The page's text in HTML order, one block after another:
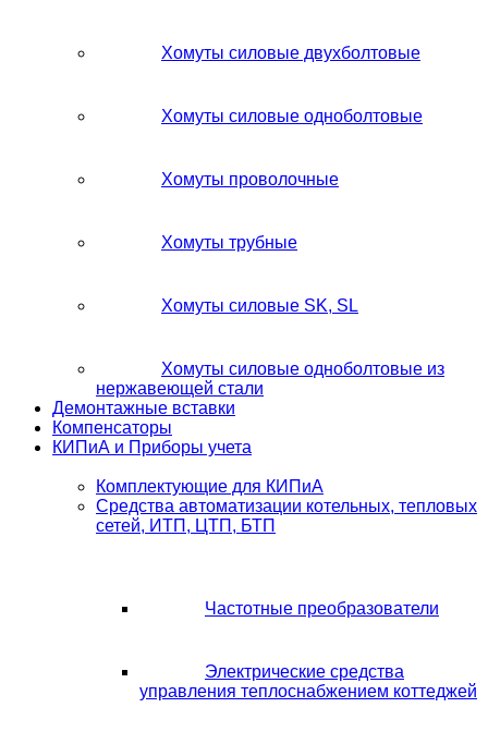
Хомуты силовые двухболтовые
Хомуты силовые одноболтовые
Хомуты проволочные
Хомуты трубные
Хомуты силовые SK, SL
Хомуты силовые одноболтовые из
нержавеющей стали
Демонтажные вставки
Компенсаторы
КИПиА и Приборы учета
Комплектующие для КИПиА
Средства автоматизации котельных, тепловых
сетей, ИТП, ЦТП, БТП
Частотные преобразователи
Электрические средства
управления теплоснабжением коттеджей